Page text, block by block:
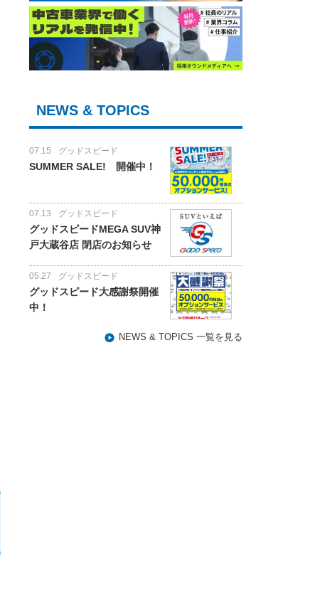
NEWS & TOPICS
07.15 グッドスピード
SUMMER SALE! 開催中！
07.13 グッドスピード
グッドスピードMEGA SUV神
戸大蔵谷店 閉店のお知らせ
05.27 グッドスピード
グッドスピード大感謝祭開催
中！
NEWS & TOPICS 一覧を見る